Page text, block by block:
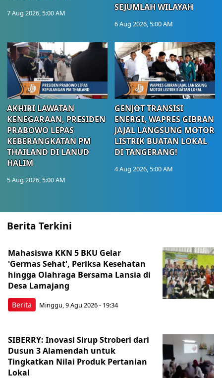
7 Aug 2026, 5:00 AM
SEJUMLAH WILAYAH
6 Aug 2026, 5:00 AM
AKHIRI LAWATAN
KENEGARAAN, PRESIDEN
PRABOWO LEPAS
KEBERANGKATAN PM
THAILAND DI LANUD
HALIM
5 Aug 2026, 5:00 AM
GENJOT TRANSISI
ENERGI, WAPRES GIBRAN
JAJAL LANGSUNG MOTOR
LISTRIK BUATAN LOKAL
DI TANGERANG!
4 Aug 2026, 5:00 AM
Berita Terkini
Berita
Mahasiswa KKN 5 BKU Gelar
'Germas Sehat', Periksa Kesehatan
hingga Olahraga Bersama Lansia di
Desa Lamajang
Minggu, 9 Agu 2026 - 19:34
SIBERRY: Inovasi Sirup Stroberi dari
Dusun 3 Alamendah untuk
Tingkatkan Nilai Produk Pertanian
Lokal